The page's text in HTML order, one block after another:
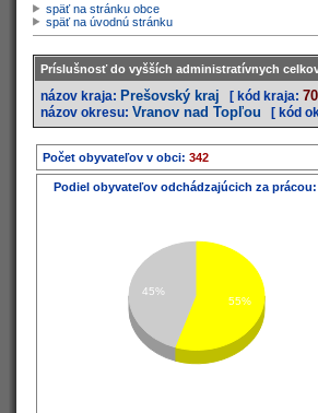
späť na stránku obce
späť na úvodnú stránku
Príslušnosť do vyšších administratívnych
názov kraja: Prešovský kraj [ kód kraja:
názov okresu: Vranov nad Topľou [ kód
Počet obyvateľov v obci: 342
Podiel obyvateľov odchádzajúcich za prácou:
45%
55%